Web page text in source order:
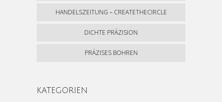
HANDELSZEITUNG – CREATETHECIRCLE
DICHTE PRÄZISION
PRÄZISES BOHREN
KATEGORIEN